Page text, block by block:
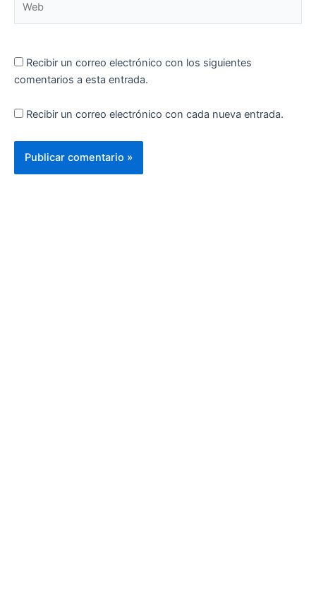
Recibir un correo electrónico con los siguientes
comentarios a esta entrada.
Recibir un correo electrónico con cada nueva entrada.